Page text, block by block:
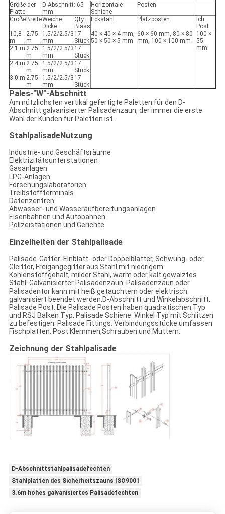
Größe der
Platte
D-Abschnitt: 65
mm
Horizontale
Schiene
Posten
Größe BreiteWeiche
Dicke
Qty:
Blass
Eckstahl Platzposten
Ich
Post
10,8
m
2.75
m
1.5/2/2.5/3
mm
17
Stück
40 × 40 × 4 mm,
50 × 50 × 5 mm
60 × 60 mm, 80 × 80
mm, 100 × 100 mm
100 ×
55
mm
2.1 m 2.75
m
1.5/2/2.5/3
mm
17
Stück
2.4 m 2.75
m
1.5/2/2.5/3
mm
17
Stück
3.0 m 2.75
m
1.5/2/2.5/3
mm
17
Stück
Pales-"W"-Abschnitt
Am nützlichsten vertikal gefertigte Paletten für den D-
Abschnitt galvanisierter Palisadenzaun, der immer die erste
Wahl der Kunden für Paletten ist.
StahlpalisadeNutzung
Industrie- und Geschäftsräume
Elektrizitätsunterstationen
Gasanlagen
LPG-Anlagen
Forschungslaboratorien
Treibstoffterminals
Datenzentren
Abwasser- und Wasseraufbereitungsanlagen
Eisenbahnen und Autobahnen
Polizeistationen und Gerichte
Einzelheiten der Stahlpalisade
Palisade-Gatter: Einblatt- oder Doppelblatter, Schwung- oder
Gleittor, Freigängegitter.aus Stahl mit niedrigem
Kohlenstoffgehalt, milder Stahl, warm oder kalt gewalztes
Stahl. Galvanisierter Palisadenzaun: Palisadenzaun oder
Palisadentor kann mit heiß getauchtem oder elektrisch
galvanisiert beendet werden.D-Abschnitt und Winkelabschnitt.
Palisade Post: Die Palisade Posten haben quadratischen Typ
und RSJ Balken Typ. Palisade Schiene: Winkel Typ mit Schlitzen
zu befestigen. Palisade Fittings: Verbindungsstücke umfassen
Fischplatten, Post Klemmen,Schrauben und Muttern.
Zeichnung der Stahlpalisade
D-Abschnittstahlpalisadefechten
Stahlplatten des Sicherheitszauns ISO9001
3.6m hohes galvanisiertes Palisadefechten